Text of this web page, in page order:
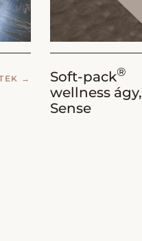
→ Soft-pack®
wellness ágy,
Sense